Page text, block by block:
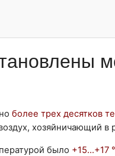
более трех десятков
хозяйничающий в
было +15...+17